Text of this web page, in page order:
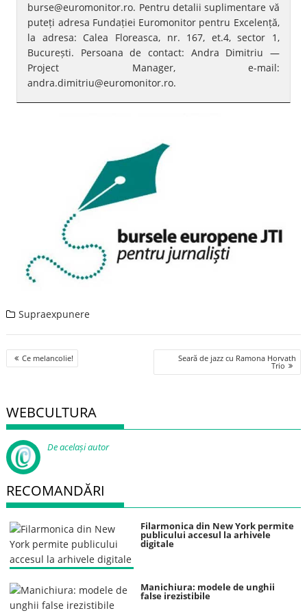
burse@euromonitor.ro. Pentru detalii suplimentare vă
puteți adresa Fundației Euromonitor pentru Excelență,
la adresa: Calea Floreasca, nr. 167, et.4, sector 1,
București. Persoana de contact: Andra Dimitriu —
Project Manager, e-mail:
andra.dimitriu@euromonitor.ro.
Supraexpunere
Post
navigation
Ce melancolie! Seară de jazz cu Ramona Horvath
Trio
WEBCULTURA
De același autor
RECOMANDĂRI
Filarmonica din New York permite
publicului accesul la arhivele
digitale
Manichiura: modele de unghii
false irezistibile